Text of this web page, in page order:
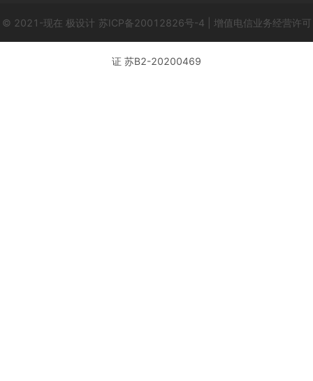
© 2021-现在 极设计 苏ICP备20012826号-4 | 增值电信业务经营许可
证 苏B2-20200469